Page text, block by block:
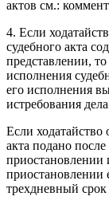
актов см.:
4. Если
судебного акта
представлении,
исполнения
его исполнения
истребования
Если ходатайство
акта подано
приостановлении
приостановлении
трехдневный срок